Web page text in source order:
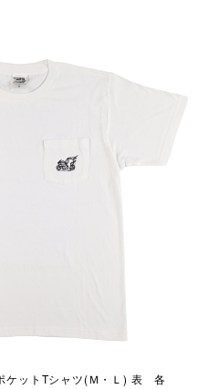
ケットTシャツ(Ｍ・Ｌ) 表 各